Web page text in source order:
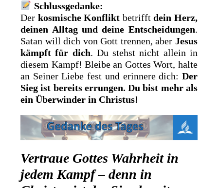
Schlussgedanke:
Der kosmische Konflikt betrifftdein Herz,
deinen Alltag und deine Entscheidungen.
Satan will dich von Gott trennen, aber Jesus
kämpft für dich. Du stehst nicht allein in
diesem Kampf! Bleibe an Gottes Wort, halte
an Seiner Liebe fest und erinnere dich: Der
Sieg ist bereits errungen. Du bist mehr als
ein Überwinder in Christus!
Vertraue Gottes Wahrheit in
jedem Kampf – denn in